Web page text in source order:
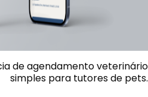
de agendamento veterinário
simples para tutores de pets.